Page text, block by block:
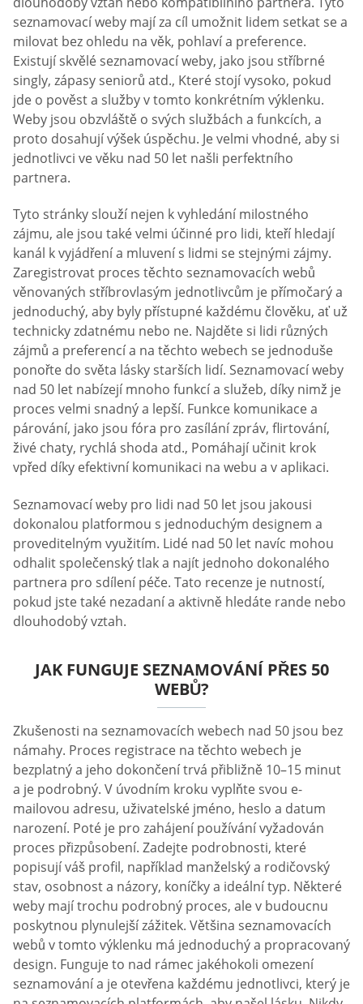
seznamovací weby mají za cíl umožnit lidem setkat se a
milovat bez ohledu na věk, pohlaví a preference.
Existují skvělé seznamovací weby, jako jsou stříbrné
singly, zápasy seniorů atd., Které stojí vysoko, pokud
jde o pověst a služby v tomto konkrétním výklenku.
Weby jsou obzvláště o svých službách a funkcích, a
proto dosahují výšek úspěchu. Je velmi vhodné, aby si
jednotlivci ve věku nad 50 let našli perfektního
partnera.
Tyto stránky slouží nejen k vyhledání milostného
zájmu, ale jsou také velmi účinné pro lidi, kteří hledají
kanál k vyjádření a mluvení s lidmi se stejnými zájmy.
Zaregistrovat proces těchto seznamovacích webů
věnovaných stříbrovlasým jednotlivcům je přímočarý a
jednoduchý, aby byly přístupné každému člověku, ať už
technicky zdatnému nebo ne. Najděte si lidi různých
zájmů a preferencí a na těchto webech se jednoduše
ponořte do světa lásky starších lidí. Seznamovací weby
nad 50 let nabízejí mnoho funkcí a služeb, díky nimž je
proces velmi snadný a lepší. Funkce komunikace a
párování, jako jsou fóra pro zasílání zpráv, flirtování,
živé chaty, rychlá shoda atd., Pomáhají učinit krok
vpřed díky efektivní komunikaci na webu a v aplikaci.
Seznamovací weby pro lidi nad 50 let jsou jakousi
dokonalou platformou s jednoduchým designem a
proveditelným využitím. Lidé nad 50 let navíc mohou
odhalit společenský tlak a najít jednoho dokonalého
partnera pro sdílení péče. Tato recenze je nutností,
pokud jste také nezadaní a aktivně hledáte rande nebo
dlouhodobý vztah.
JAK FUNGUJE SEZNAMOVÁNÍ PŘES 50
WEBŮ?
Zkušenosti na seznamovacích webech nad 50 jsou bez
námahy. Proces registrace na těchto webech je
bezplatný a jeho dokončení trvá přibližně 10–15 minut
a je podrobný. V úvodním kroku vyplňte svou e-
mailovou adresu, uživatelské jméno, heslo a datum
narození. Poté je pro zahájení používání vyžadován
proces přizpůsobení. Zadejte podrobnosti, které
popisují váš profil, například manželský a rodičovský
stav, osobnost a názory, koníčky a ideální typ. Některé
weby mají trochu podrobný proces, ale v budoucnu
poskytnou plynulejší zážitek. Většina seznamovacích
webů v tomto výklenku má jednoduchý a propracovaný
design. Funguje to nad rámec jakéhokoli omezení
seznamování a je otevřena každému jednotlivci, který je